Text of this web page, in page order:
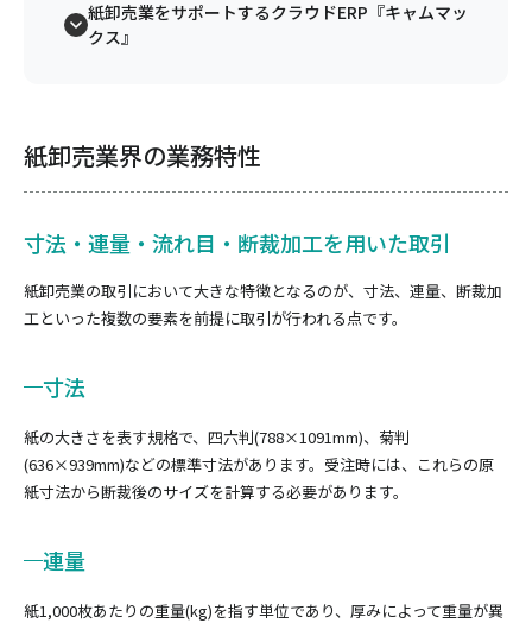
紙卸売業をサポートするクラウドERP『キャムマッ
クス』
紙卸売業界の業務特性
寸法・連量・流れ目・断裁加工を用いた取引
紙卸売業の取引において大きな特徴となるのが、寸法、連量、断裁加
工といった複数の要素を前提に取引が行われる点です。
寸法
紙の大きさを表す規格で、四六判(788×1091mm)、菊判
(636×939mm)などの標準寸法があります。受注時には、これらの原
紙寸法から断裁後のサイズを計算する必要があります。
連量
紙1,000枚あたりの重量(kg)を指す単位であり、厚みによって重量が異